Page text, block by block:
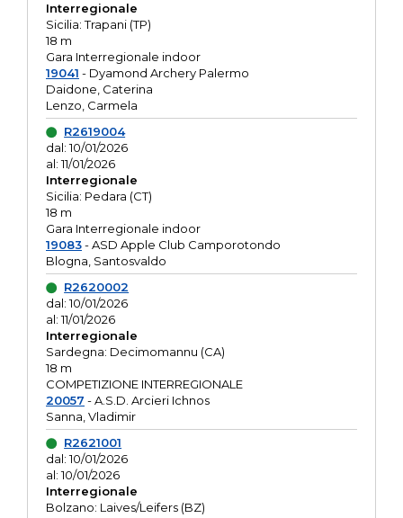
Interregionale
Sicilia: Trapani (TP)
18 m
Gara Interregionale indoor
19041 - Dyamond Archery Palermo
Daidone, Caterina
Lenzo, Carmela
R2619004
dal: 10/01/2026
al: 11/01/2026
Interregionale
Sicilia: Pedara (CT)
18 m
Gara Interregionale indoor
19083- ASD Apple Club Camporotondo
Blogna, Santosvaldo
R2620002
dal: 10/01/2026
al: 11/01/2026
Interregionale
Sardegna: Decimomannu (CA)
18 m
COMPETIZIONE INTERREGIONALE
20057 - A.S.D. Arcieri Ichnos
Sanna, Vladimir
R2621001
dal: 10/01/2026
al: 10/01/2026
Interregionale
Bolzano: Laives/Leifers (BZ)